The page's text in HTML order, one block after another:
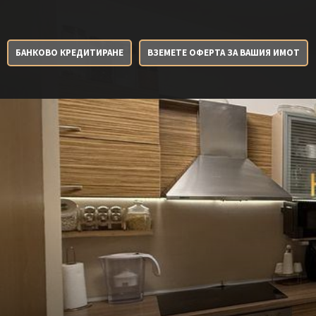
БАНКОВО КРЕДИТИРАНЕ ВЗЕМЕТЕ ОФЕРТА ЗА ВАШИЯ ИМОТ